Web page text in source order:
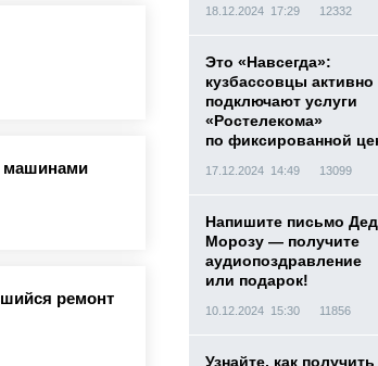
машинами
ремонт
18.12.2024 17:29 12332
Это «Навсегда»:
кузбассовцы активно
подключают услуги
«Ростелекома»
по фиксированной
17.12.2024 14:49 13099
Напишите письмо
Морозу — получите
аудиопоздравление
или подарок!
10.12.2024 15:30 11856
Узнайте, как получить